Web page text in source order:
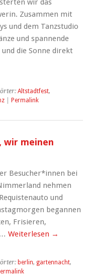
wir das
Zusammen mit
und dem Tanzstudio
und spannende
die Sonne direkt
Altstadtfest,
Permalink
wir meinen
Besucher*innen bei
nehmen
und
begannen
Frisieren,
Weiterlesen →
berlin, gartennacht,